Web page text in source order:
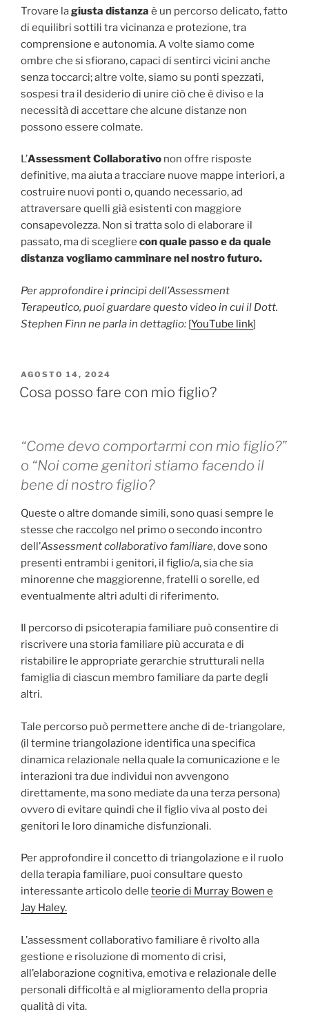
Trovare lagiusta distanza è un percorso delicato, fatto
di equilibri sottili tra vicinanza e protezione, tra
comprensione e autonomia. A volte siamo come
ombre che si sfiorano, capaci di sentirci vicini anche
senza toccarci; altre volte, siamo su ponti spezzati,
sospesi tra il desiderio di unire ciò che è diviso e la
necessità di accettare che alcune distanze non
possono essere colmate.
L’Assessment Collaborativo non offre risposte
definitive, ma aiuta a tracciare nuove mappe interiori, a
costruire nuovi ponti o, quando necessario, ad
attraversare quelli già esistenti con maggiore
consapevolezza. Non si tratta solo di elaborare il
passato, ma di scegliere con quale passo e da quale
distanza vogliamo camminare nel nostro futuro.
Per approfondire i principi dell’Assessment
Terapeutico, puoi guardare questo video in cui il Dott.
Stephen Finn ne parla in dettaglio: [YouTube link]
PUBBLICATO
IL
AGOSTO 14, 2024
Cosa posso fare con mio figlio?
“Come devo comportarmi con mio figlio?”
o “Noi come genitori stiamo facendo il
bene di nostro figlio?
Queste o altre domande simili, sono quasi sempre le
stesse che raccolgo nel primo o secondo incontro
dell’Assessment collaborativo familiare, dove sono
presenti entrambi i genitori, il figlio/a, sia che sia
minorenne che maggiorenne, fratelli o sorelle, ed
eventualmente altri adulti di riferimento.
Il percorso di psicoterapia familiare può consentire di
riscrivere una storia familiare più accurata e di
ristabilire le appropriate gerarchie strutturali nella
famiglia di ciascun membro familiare da parte degli
altri.
Tale percorso può permettere anche di de-triangolare,
(il termine triangolazione identifica una specifica
dinamica relazionale nella quale la comunicazione e le
interazioni tra due individui non avvengono
direttamente, ma sono mediate da una terza persona)
ovvero di evitare quindi che il figlio viva al posto dei
genitori le loro dinamiche disfunzionali.
Per approfondire il concetto di triangolazione e il ruolo
della terapia familiare, puoi consultare questo
interessante articolo delle teorie di Murray Bowen e
Jay Haley.
L’assessment collaborativo familiare è rivolto alla
gestione e risoluzione di momento di crisi,
all’elaborazione cognitiva, emotiva e relazionale delle
personali difficoltà e al miglioramento della propria
qualità di vita.